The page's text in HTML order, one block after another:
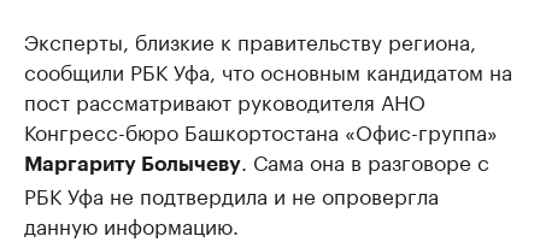
Эксперты, близкие к правительству региона,
сообщили РБК Уфа, что основным кандидатом на
пост рассматривают руководителя АНО
Конгресс-бюро Башкортостана «Офис-группа»
Маргариту Болычеву. Сама она в разговоре с
РБК Уфа не подтвердила и не опровергла
данную информацию.